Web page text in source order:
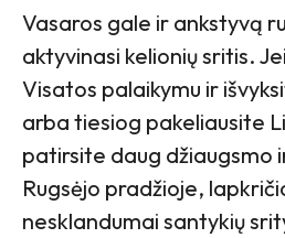
Vasaros gale ir ankstyvą
aktyvinasi kelionių sritis.
Visatos palaikymu ir
arba tiesiog pakeliausite
patirsite daug džiaugsmo
Rugsėjo pradžioje,
nesklandumai santykių